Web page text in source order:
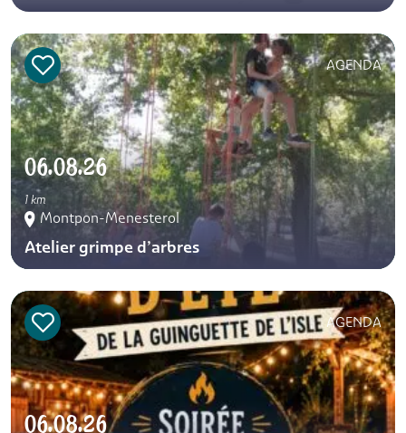
AGENDA
06.08.26
1 km
Montpon-Menesterol
Atelier grimpe d’arbres
AGENDA
06.08.26